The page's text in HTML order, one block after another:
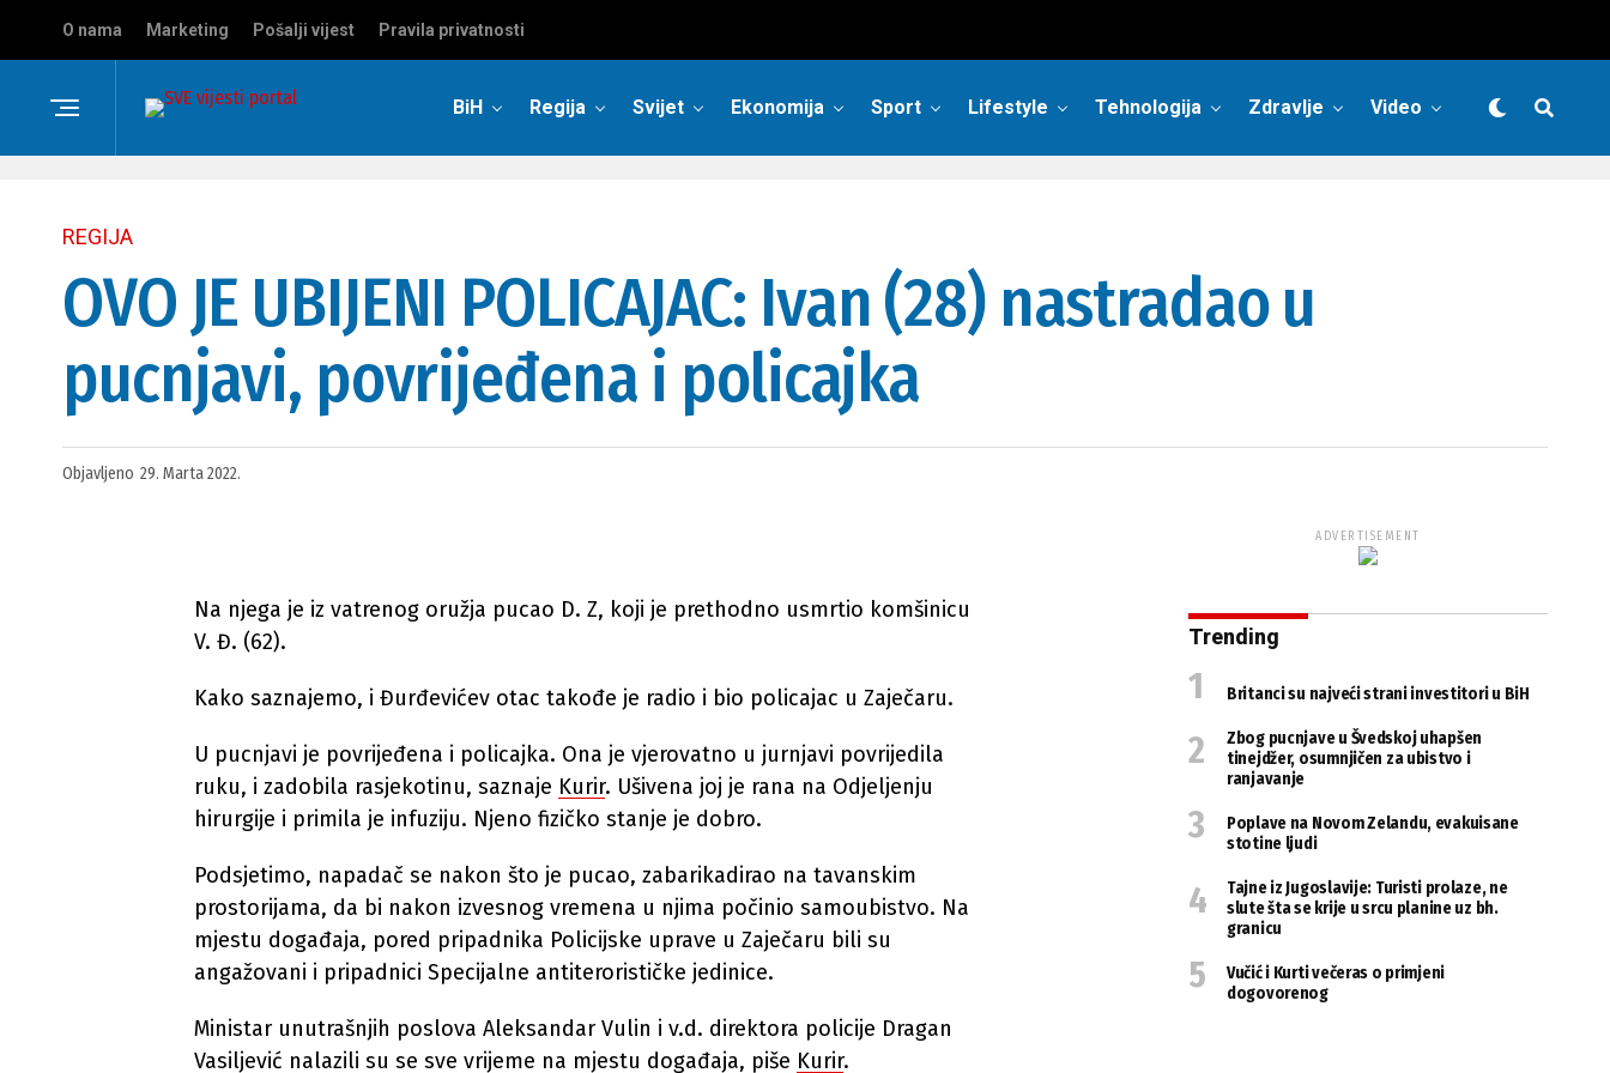
O nama Marketing Pošalji vijest Pravila privatnosti
BiH Regija Svijet Ekonomija Sport Lifestyle Tehnologija Zdravlje Video
REGIJA
OVO JE UBIJENI POLICAJAC: Ivan (28) nastradao u
pucnjavi, povrijeđena i policajka
Objavljeno 29. Marta 2022.
Na njega je iz vatrenog oružja pucao D. Z, koji je prethodno usmrtio komšinicu
V. Đ. (62).
Kako saznajemo, i Đurđevićev otac takođe je radio i bio policajac u Zaječaru.
U pucnjavi je povrijeđena i policajka. Ona je vjerovatno u jurnjavi povrijedila
ruku, i zadobila rasjekotinu, saznaje Kurir. Ušivena joj je rana na Odjeljenju
hirurgije i primila je infuziju. Njeno fizičko stanje je dobro.
Podsjetimo, napadač se nakon što je pucao, zabarikadirao na tavanskim
prostorijama, da bi nakon izvesnog vremena u njima počinio samoubistvo. Na
mjestu događaja, pored pripadnika Policijske uprave u Zaječaru bili su
angažovani i pripadnici Specijalne antiterorističke jedinice.
Ministar unutrašnjih poslova Aleksandar Vulin i v.d. direktora policije Dragan
Vasiljević nalazili su se sve vrijeme na mjestu događaja, piše Kurir.
ADVERTISEMENT
Trending
Britanci su najveći strani investitori u BiH
Zbog pucnjave u Švedskoj uhapšen
tinejdžer, osumnjičen za ubistvo i
ranjavanje
Poplave na Novom Zelandu, evakuisane
stotine ljudi
Tajne iz Jugoslavije: Turisti prolaze, ne
slute šta se krije u srcu planine uz bh.
granicu
Vučić i Kurti večeras o primjeni
dogovorenog